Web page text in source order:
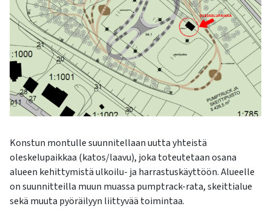
Konstun montulle suunnitellaan uutta yhteistä
oleskelupaikkaa (katos/laavu), joka toteutetaan osana
alueen kehittymistä ulkoilu- ja harrastuskäyttöön. Alueelle
on suunnitteilla muun muassa pumptrack-rata, skeittialue
sekä muuta pyöräilyyn liittyvää toimintaa.